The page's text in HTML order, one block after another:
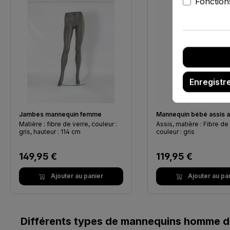
Jambes mannequin femme
Matière : fibre de verre, couleur :
gris, hauteur : 114 cm
Prix régulier :
149,95 €
Ajouter au panier
Mannequin bébé assis
Assis, matière : Fibre de
couleur : gris
Prix régulier :
119,95 €
Ajouter au
Différents types de mannequins homme